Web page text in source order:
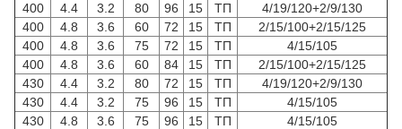
400
4.4 3.2 80 96 15 ТП
4/19/120+2/9/130
400
4.8 3.6 60 72 15 ТП
2/15/100+2/15/125
400
4.8 3.6 75 72 15 ТП
4/15/105
400
4.8 3.6 60 84 15 ТП
2/15/100+2/15/125
430
4.4 3.2 80 72 15 ТП
4/19/120+2/9/130
430
4.4 3.2 75 96 15 ТП
4/15/105
430
4.8 3.6 75 96 15 ТП
4/15/105